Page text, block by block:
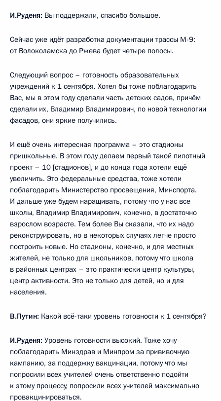
И.Руденя: Вы поддержали, спасибо большое.
Сейчас уже идёт разработка документации трассы М-9:
от Волоколамска до Ржева будет четыре полосы.
Следующий вопрос – готовность образовательных
учреждений к 1 сентября. Хотел бы тоже поблагодарить
Вас, мы в этом году сделали часть детских садов, причём
сделали их, Владимир Владимирович, по новой технологии
фасадов, они яркие получились.
И ещё очень интересная программа – это стадионы
пришкольные. В этом году делаем первый такой пилотный
проект – 10 [стадионов], и до конца года хотели ещё
увеличить. Это федеральные средства, тоже хотели
поблагодарить Министерство просвещения, Минспорта.
И дальше уже будем наращивать, потому что у нас все
школы, Владимир Владимирович, конечно, в достаточно
взрослом возрасте. Тем более Вы сказали, что их надо
реконструировать, но в некоторых случаях легче просто
построить новые. Но стадионы, конечно, и для местных
жителей, не только для школьников, потому что школа
в районных центрах – это практически центр культуры,
центр активности. Это не только для детей, но и для
населения.
В.Путин: Какой всё-таки уровень готовности к 1 сентября?
И.Руденя: Уровень готовности высокий. Тоже хочу
поблагодарить Минздрав и Минпром за прививочную
кампанию, за поддержку вакцинации, потому что мы
попросили всех учителей очень ответственно подойти
к этому процессу, попросили всех учителей максимально
провакцинироваться.